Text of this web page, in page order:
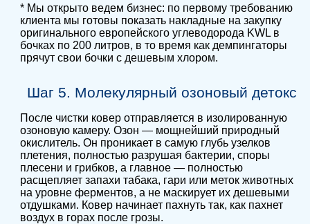
* Мы открыто ведем бизнес: по первому требованию
клиента мы готовы показать накладные на закупку
оригинального европейского углеводорода KWL в
бочках по 200 литров, в то время как демпингаторы
прячут свои бочки с дешевым хлором.
Шаг 5. Молекулярный озоновый детокс
После чистки ковер отправляется в изолированную
озоновую камеру. Озон — мощнейший природный
окислитель. Он проникает в самую глубь узелков
плетения, полностью разрушая бактерии, споры
плесени и грибков, а главное — полностью
расщепляет запахи табака, гари или меток животных
на уровне ферментов, а не маскирует их дешевыми
отдушками. Ковер начинает пахнуть так, как пахнет
воздух в горах после грозы.